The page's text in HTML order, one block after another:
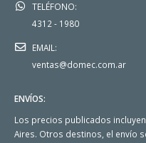
TELÉFONO:
4312 - 1980
EMAIL:
ventas@domec.com.ar
ENVÍOS:
Los precios publicados incluyen
Aires. Otros destinos, el envío